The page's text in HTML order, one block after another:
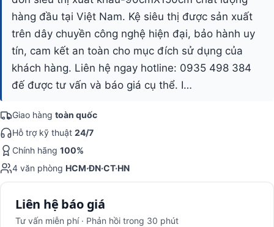
hàng đầu tại Việt Nam. Kệ siêu thị được sản xuất
trên dây chuyền công nghệ hiện đại, bảo hành uy
tín, cam kết an toàn cho mục đích sử dụng của
khách hàng. Liên hệ ngay hotline: 0935 498 384
đế được tư vấn và báo giá cụ thể. I…
Giao hàng toàn quốc
Hỗ trợ kỹ thuật 24/7
Chính hãng 100%
4 văn phòng HCM·ĐN·CT·HN
Liên hệ báo giá
Tư vấn miễn phí · Phản hồi trong 30 phút